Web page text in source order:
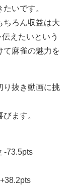
いです。
ちろん収益は大
えたいという
て麻雀の魅力を
り抜き動画に挑
ます。
-73.5pts